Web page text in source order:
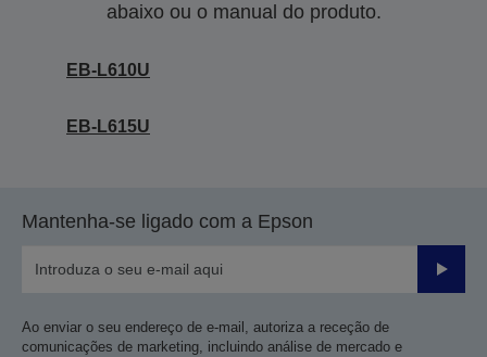
abaixo ou o manual do produto.
EB-L610U
EB-L615U
Mantenha-se ligado com a Epson
Enviar
Ao enviar o seu endereço de e-mail, autoriza a receção de
comunicações de marketing, incluindo análise de mercado e